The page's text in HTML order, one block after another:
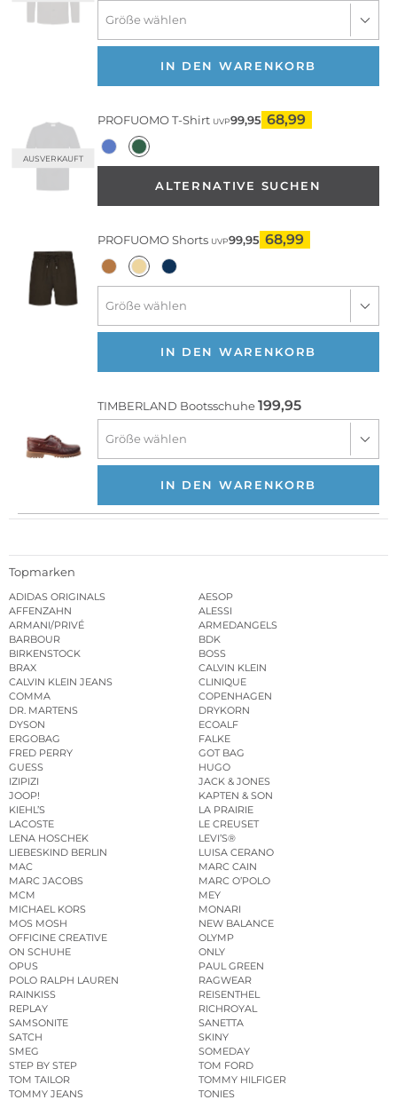
IN DEN WARENKORB
AUSVERKAUFT
PROFUOMOT-Shirt UVP99,95 68,99
ALTERNATIVE SUCHEN
PROFUOMOShorts UVP99,95 68,99
IN DEN WARENKORB
TIMBERLAND Bootsschuhe199,95
IN DEN WARENKORB
Topmarken
ADIDAS ORIGINALS
AESOP
AFFENZAHN
ALESSI
ARMANI/PRIVÉ
ARMEDANGELS
BARBOUR
BDK
BIRKENSTOCK
BOSS
BRAX
CALVIN KLEIN
CALVIN KLEIN JEANS
CLINIQUE
COMMA
COPENHAGEN
DR. MARTENS
DRYKORN
DYSON
ECOALF
ERGOBAG
FALKE
FRED PERRY
GOT BAG
GUESS
HUGO
IZIPIZI
JACK & JONES
JOOP!
KAPTEN & SON
KIEHL’S
LA PRAIRIE
LACOSTE
LE CREUSET
LENA HOSCHEK
LEVI’S®
LIEBESKIND BERLIN
LUISA CERANO
MAC
MARC CAIN
MARC JACOBS
MARC O’POLO
MCM
MEY
MICHAEL KORS
MONARI
MOS MOSH
NEW BALANCE
OFFICINE CREATIVE
OLYMP
ON SCHUHE
ONLY
OPUS
PAUL GREEN
POLO RALPH LAUREN
RAGWEAR
RAINKISS
REISENTHEL
REPLAY
RICHROYAL
SAMSONITE
SANETTA
SATCH
SKINY
SMEG
SOMEDAY
STEP BY STEP
TOM FORD
TOM TAILOR
TOMMY HILFIGER
TOMMY JEANS
TONIES